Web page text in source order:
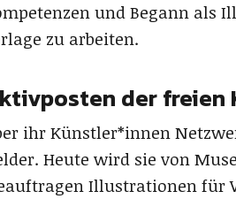
und Begann als
zu arbeiten.
der freien
ihr Künstler*innen
Heute wird sie von
Illustrationen für